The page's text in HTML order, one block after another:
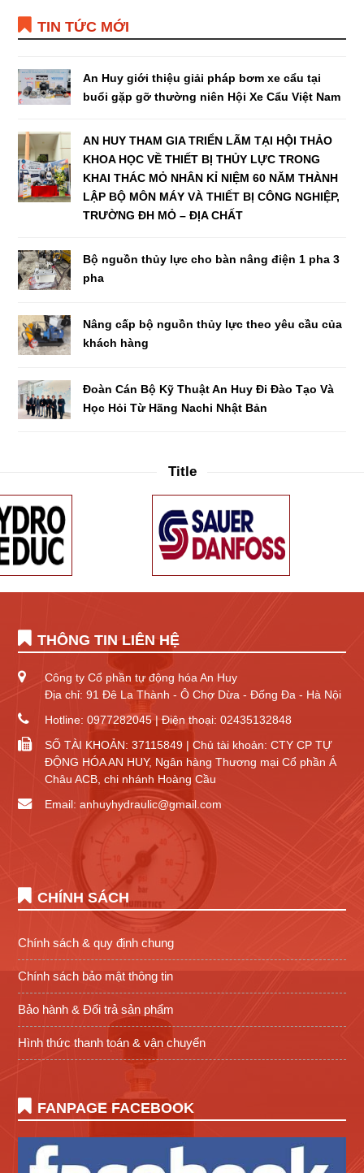
TIN TỨC MỚI
An Huy giới thiệu giải pháp bơm xe cẩu tại
buổi gặp gỡ thường niên Hội Xe Cẩu Việt Nam
AN HUY THAM GIA TRIỂN LÃM TẠI HỘI THẢO
KHOA HỌC VỀ THIẾT BỊ THỦY LỰC TRONG
KHAI THÁC MỎ NHÂN KỈ NIỆM 60 NĂM THÀNH
LẬP BỘ MÔN MÁY VÀ THIẾT BỊ CÔNG NGHIỆP,
TRƯỜNG ĐH MỎ – ĐỊA CHẤT
Bộ nguồn thủy lực cho bàn nâng điện 1 pha 3
pha
Nâng cấp bộ nguồn thủy lực theo yêu cầu của
khách hàng
Đoàn Cán Bộ Kỹ Thuật An Huy Đi Đào Tạo Và
Học Hỏi Từ Hãng Nachi Nhật Bản
Title
THÔNG TIN LIÊN HỆ
Công ty Cổ phần tự động hóa An Huy
Địa chỉ: 91 Đê La Thành - Ô Chợ Dừa - Đống Đa - Hà Nội
Hotline: 0977282045 | Điện thoại: 02435132848
SỐ TÀI KHOẢN: 37115849 | Chủ tài khoản: CTY CP TỰ
ĐỘNG HÓA AN HUY, Ngân hàng Thương mại Cổ phần Á
Châu ACB, chi nhánh Hoàng Cầu
Email: anhuyhydraulic@gmail.com
CHÍNH SÁCH
Chính sách & quy định chung
Chính sách bảo mật thông tin
Bảo hành & Đổi trả sản phẩm
Hình thức thanh toán & vận chuyển
FANPAGE FACEBOOK